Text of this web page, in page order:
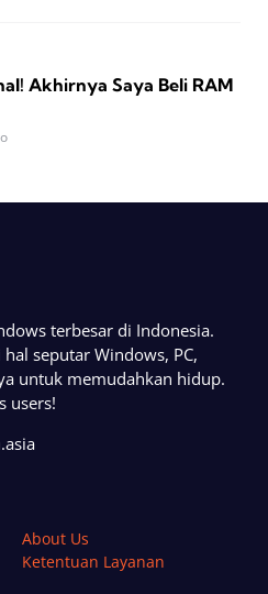
Akhirnya Saya Beli RAM
terbesar di Indonesia.
seputar Windows, PC,
untuk memudahkan hidup.
users!
About Us
Ketentuan Layanan